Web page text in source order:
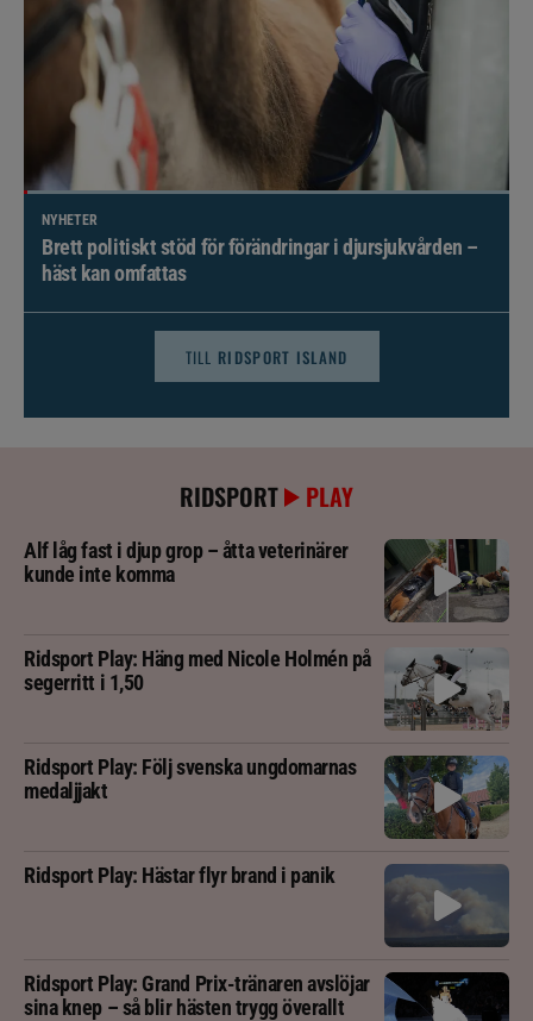
NYHETER
Brett politiskt stöd för förändringar i djursjukvården –
häst kan omfattas
TILL RIDSPORT ISLAND
RIDSPORT PLAY
Alf låg fast i djup grop – åtta veterinärer
kunde inte komma
Ridsport Play: Häng med Nicole Holmén på
segerritt i 1,50
Ridsport Play: Följ svenska ungdomarnas
medaljjakt
Ridsport Play: Hästar flyr brand i panik
Ridsport Play: Grand Prix-tränaren avslöjar
sina knep – så blir hästen trygg överallt